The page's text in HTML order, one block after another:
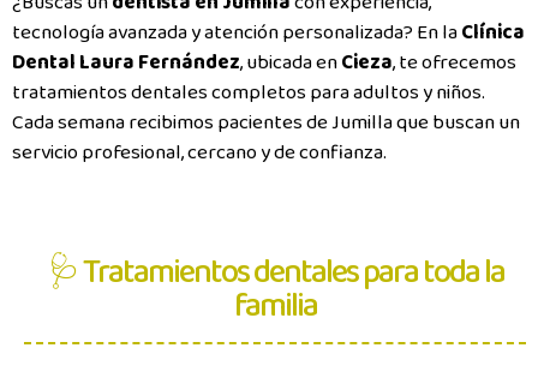
tecnología avanzada y atención personalizada? En laClínica
Dental Laura Fernández, ubicada enCieza, te ofrecemos
tratamientos dentales completos para adultos y niños.
Cada semana recibimos pacientes de Jumilla que buscan un
servicio profesional, cercano y de confianza.
🩺 Tratamientos dentales para toda la
familia